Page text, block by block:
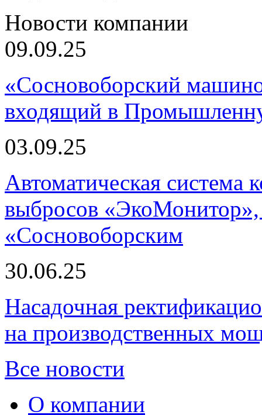
Новости компании
09.09.25
«Сосновоборский
входящий в
03.09.25
Автоматическая
выбросов «ЭкоМонитор»,
«Сосновоборским
30.06.25
Насадочная
на производственных
Все новости
О компании